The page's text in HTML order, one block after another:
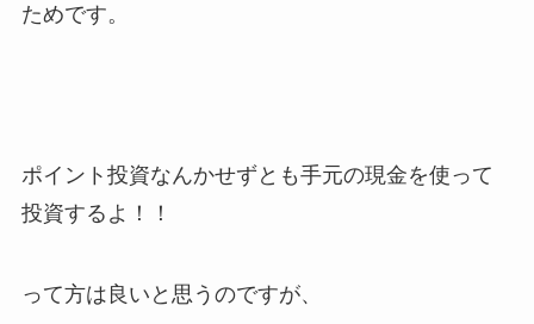
ためです。
ポイント投資なんかせずとも手元の現金を使って
投資するよ！！
って方は良いと思うのですが、